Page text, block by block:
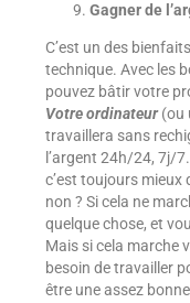
Gagner de
C’est un des
technique. Avec les
pouvez bâtir votre
Votre ordinateur(ou
travaillera sans
l’argent 24h/24, 7j/
c’est toujours mieux
non ? Si cela ne
quelque chose, et
Mais si cela marche
besoin de travailler
être une assez